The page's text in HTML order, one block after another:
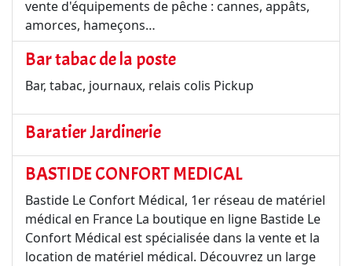
vente d'équipements de pêche : cannes, appâts,
amorces, hameçons…
Bar tabac de la poste
Bar, tabac, journaux, relais colis Pickup
Baratier Jardinerie
BASTIDE CONFORT MEDICAL
Bastide Le Confort Médical, 1er réseau de matériel
médical en France La boutique en ligne Bastide Le
Confort Médical est spécialisée dans la vente et la
location de matériel médical. Découvrez un large